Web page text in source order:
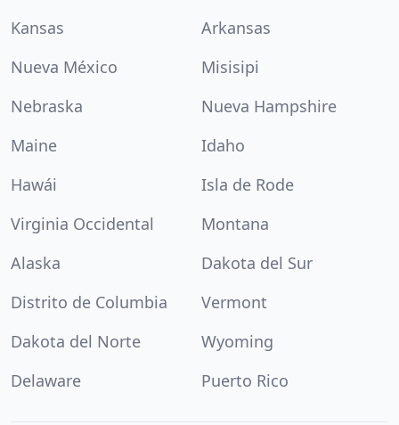
Kansas
Arkansas
Nueva México
Misisipi
Nebraska
Nueva Hampshire
Maine
Idaho
Hawái
Isla de Rode
Virginia Occidental
Montana
Alaska
Dakota del Sur
Distrito de Columbia
Vermont
Dakota del Norte
Wyoming
Delaware
Puerto Rico